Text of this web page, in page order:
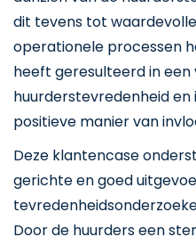
dit tevens tot
operationele processen
heeft geresulteerd in een
huurderstevredenheid
positieve manier van
Deze klantencase
gerichte en goed
Door de huurders een